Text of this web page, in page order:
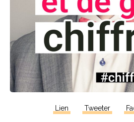
Lien Tweeter